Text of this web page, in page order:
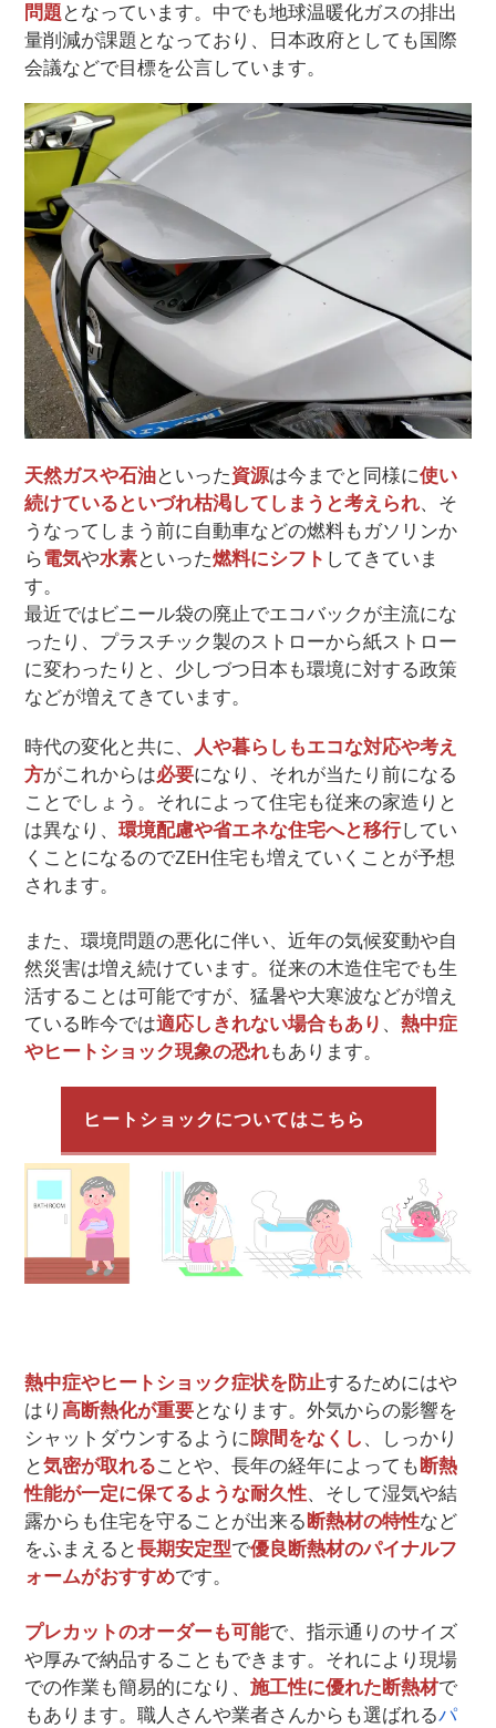
問題となっています。中でも地球温暖化ガスの排出
量削減が課題となっており、日本政府としても国際
会議などで目標を公言しています。
天然ガスや石油といった資源は今までと同様に使い
続けているといづれ枯渇してしまうと考えられ、そ
うなってしまう前に自動車などの燃料もガソリンか
ら電気や水素といった燃料にシフト してきていま
す。
最近ではビニール袋の廃止でエコバックが主流にな
ったり、プラスチック製のストローから紙ストロー
に変わったりと、少しづつ日本も環境に対する政策
などが増えてきています。
時代の変化と共に、
人や暮らしもエコな対応や考え
方がこれからは必要になり、それが当たり前になる
ことでしょう。それによって住宅も従来の家造りと
は異なり、 環境配慮や省エネな住宅へと移行してい
くことになるのでZEH住宅も増えていくことが予想
されます。
また、環境問題の悪化に伴い、近年の気候変動や自
然災害は増え続けています。従来の木造住宅でも生
活することは可能ですが、猛暑や大寒波などが増え
ている昨今では適応しきれない場合もあり 、 熱中症
やヒートショック現象の恐れもあります。
ヒートショックについてはこちら
熱中症やヒートショック症状を防止するためにはや
はり高断熱化が重要となります。外気からの影響を
シャットダウンするように隙間をなくし、しっかり
と気密が取れることや、長年の経年によっても断熱
性能が一定に保てるような耐久性、そして湿気や結
露からも住宅を守ることが出来る断熱材の特性など
をふまえると長期安定型で優良断熱材のパイナルフ
ォームがおすすめです。
プレカットのオーダーも可能で、指示通りのサイズ
や厚みで納品することもできます。それにより現場
での作業も簡易的になり、 施工性に優れた断熱材で
もあります。職人さんや業者さんからも選ばれるパ